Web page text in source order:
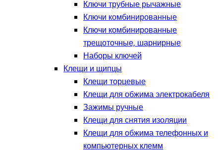
Ключи трубные рычажные
Ключи комбинированные
Ключи комбинированные
трещоточные, шарнирные
Наборы ключей
Клещи и щипцы
Клещи торцевые
Клещи для обжима электрокабеля
Зажимы ручные
Клещи для снятия изоляции
Клещи для обжима телефонных и
компьютерных клемм